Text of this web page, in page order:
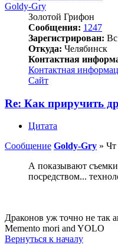
Goldy-Gry
Золотой Грифон
Сообщения: 1247
Зарегистрирован:
Откуда: Челябинск
Контактная
Контактная
Сайт
Re: Как приручить
Цитата
Сообщение Goldy-Gry » Чт
А показывают
посредством...
Драконов уж точно не так
Memento mori and YOLO
Вернуться к началу